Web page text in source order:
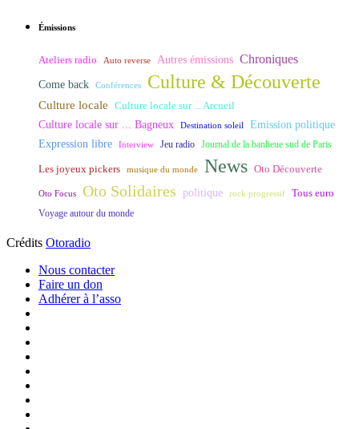
Émissions
Ateliers radio Auto reverse Autres émissions Chroniques
Come back Conférences Culture & Découverte
Culture locale Culture locale sur ... Arcueil
Culture locale sur ... Bagneux Destination soleil Emission politique
Expression libre Interview Jeu radio Journal de la banlieue sud de Paris
Les joyeux pickers musique du monde News Oto Découverte
Oto Focus Oto Solidaires politique rock progressif Tous euro
Voyage autour du monde
Crédits Otoradio
Nous contacter
Faire un don
Adhérer à l’asso